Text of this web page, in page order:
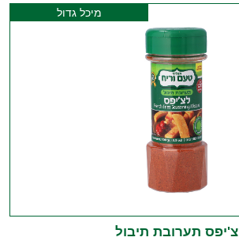
מיכל גדול
צ'יפס תערובת תיבול